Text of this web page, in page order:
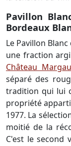
Pavillon
Bordeaux
Le Pavillon
une fraction
Château
séparé des
tradition qui lui
propriété
1977. La
moitié de la
C'est le second